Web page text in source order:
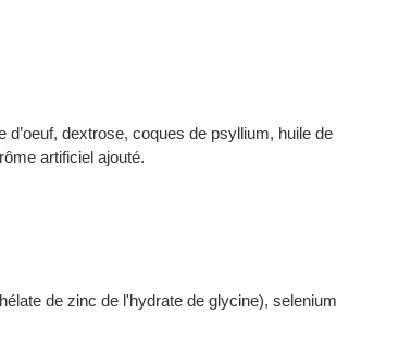
dextrose, coques de psyllium, huile de
artificiel ajouté.
de zinc de l'hydrate de glycine), selenium